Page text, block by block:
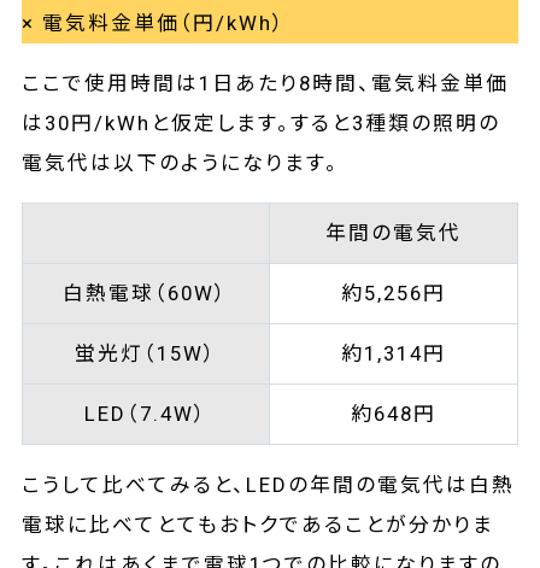
× 電気料金単価（円/kWh）
ここで使用時間は1日あたり8時間、電気料金単価
は30円/kWhと仮定します。すると3種類の照明の
電気代は以下のようになります。
年間の電気代
白熱電球（60W） 約5,256円
蛍光灯（15W） 約1,314円
LED（7.4W） 約648円
こうして比べてみると、LEDの年間の電気代は白熱
電球に比べてとてもおトクであることが分かりま